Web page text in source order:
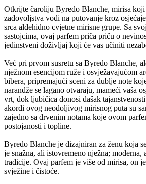
Otkrijte čaroliju Byredo Blanche, mirisa
zadovoljstva vodi na putovanje kroz
srca aldehidno cvjetne mirisne grupe. Sa
sastojcima, ovaj parfem priča priču o
jedinstveni doživljaj koji će vas učiniti
Već pri prvom susretu sa Byredo Blanche,
nježnom esencijom ruže i osvježavajućom
bibera, pripremajući sceni za dublje note
narandže se lagano otvaraju, mameći vaša
vrt, dok ljubičica donosi dašak
akordi ovog neodoljivog mirisnog puta su
zajedno sa drvenim notama koje ovom
postojanosti i topline.
Byredo Blanche je dizajniran za ženu koja
je snažna, ali istovremeno nježna; moderna,
tradicije. Ovaj parfem je više od mirisa, on
svježine i čistoće.